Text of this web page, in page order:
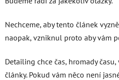
Nechceme, aby tento článek
naopak, vzniknul proto aby vám
Detailing chce čas, hromady
články. Pokud vám něco není